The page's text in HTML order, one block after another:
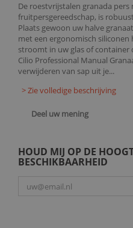
De roestvrijstalen granada pers
fruitpersgereedschap, is
Plaats gewoon uw halve
met een ergonomisch siliconen
stroomt in uw glas of container
Cilio Professional Manual
verwijderen van sap uit je...
> Zie volledige beschrijving
Deel uw mening
HOUD MIJ OP DE
BESCHIKBAARHEID